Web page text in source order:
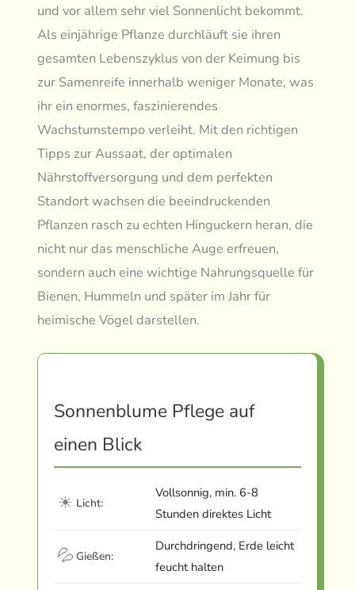
und vor allem sehr viel Sonnenlicht bekommt.
Als einjährige Pflanze durchläuft sie ihren
gesamten Lebenszyklus von der Keimung bis
zur Samenreife innerhalb weniger Monate, was
ihr ein enormes, faszinierendes
Wachstumstempo verleiht. Mit den richtigen
Tipps zur Aussaat, der optimalen
Nährstoffversorgung und dem perfekten
Standort wachsen die beeindruckenden
Pflanzen rasch zu echten Hinguckern heran, die
nicht nur das menschliche Auge erfreuen,
sondern auch eine wichtige Nahrungsquelle für
Bienen, Hummeln und später im Jahr für
heimische Vögel darstellen.
Sonnenblume Pflege auf
einen Blick
☀ Licht:
Vollsonnig, min. 6-8
Stunden direktes Licht
💦 Gießen:
Durchdringend, Erde leicht
feucht halten